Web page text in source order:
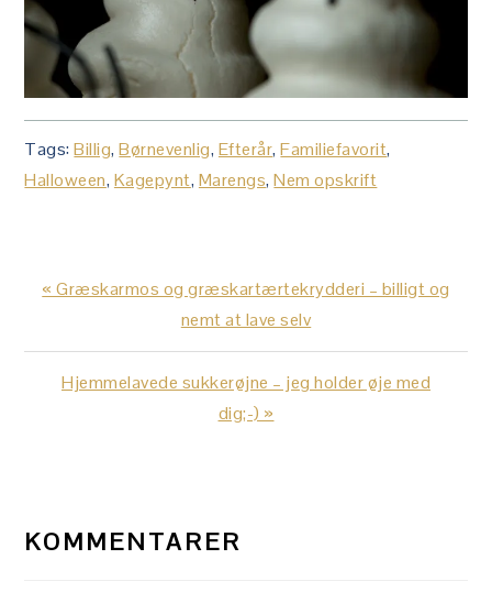
Tags:Billig,Børnevenlig, Efterår,Familiefavorit,
Halloween, Kagepynt, Marengs,Nem opskrift
Previous
« Græskarmos og græskartærtekrydderi – billigt og
nemt at lave selv
Next
Hjemmelavede sukkerøjne – jeg holder øje med
dig;-) »
KOMMENTARER